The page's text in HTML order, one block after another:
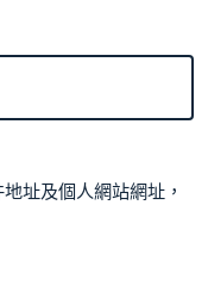
址及個人網站網址，